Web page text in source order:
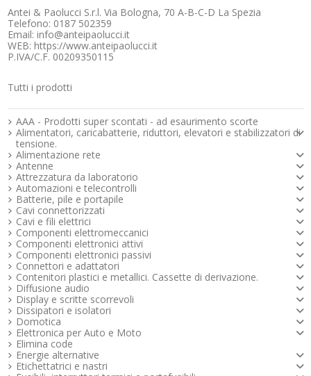
15,11 €
Maggiori info
Codice:SB-TA1
Trasmettitore di segnale Video e Alimentazione su Cavo Twistato
Cat.5
Il trasmettitore TA1 distribuisce il
l'alimentazione 12V di una telecamera in un unico
cavo CAT5, riducendo i costi di installazione. Il segnale
video trasmesso su cavo CAT5 viene bilanciato e
ripartito equamente sulla coppia twistata, rendendo la
trasmissione maggiormente protetta dalle
interferenze rispetto alla classica trasmissione video
su cavo coassiale.
15,11 €
Antei & Paolucci S.r.l. Via Bologna, 70 A-B-C-D La Spezia
Telefono: 0187 502359
Email: info@anteipaolucci.it
WEB: https://www.anteipaolucci.it
P.IVA/C.F. 00209350115
Tutti i prodotti
AAA - Prodotti super scontati - ad esaurimento scorte
Alimentatori, caricabatterie, riduttori, elevatori e stabilizzatori di
tensione.
Alimentazione rete
Antenne
Attrezzatura da laboratorio
Automazioni e telecontrolli
Batterie, pile e portapile
Cavi connettorizzati
Cavi e fili elettrici
Componenti elettromeccanici
Componenti elettronici attivi
Componenti elettronici passivi
Connettori e adattatori
Contenitori plastici e metallici. Cassette di derivazione.
Diffusione audio
Display e scritte scorrevoli
Dissipatori e isolatori
Domotica
Elettronica per Auto e Moto
Elimina code
Energie alternative
Etichettatrici e nastri